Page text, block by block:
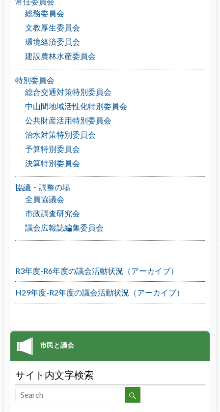
総務委員会
文教厚生委員会
環境経済委員会
建設農林水産委員会
特別委員会
総合交通対策特別委員会
中山間地域活性化特別委員会
公共財産活用特別委員会
治水対策特別委員会
予算特別委員会
決算特別委員会
協議・調整の場
全員協議会
市政調査研究会
議会広報誌編集委員会
R3年度-R6年度の議会活動状況（アーカイブ）
H29年度-R2年度の議会活動状況（アーカイブ）
サイト内文字検索